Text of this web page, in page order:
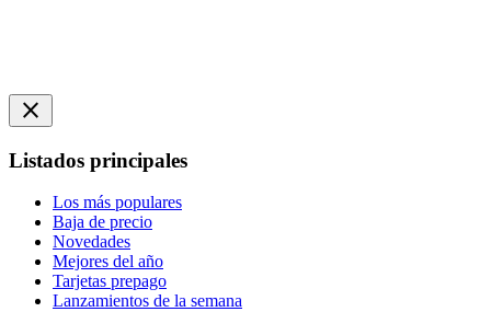
close
Listados principales
Los más populares
Baja de precio
Novedades
Mejores del año
Tarjetas prepago
Lanzamientos de la semana